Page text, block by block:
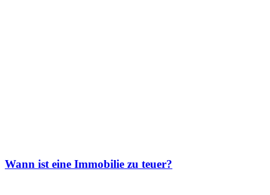
Wann ist eine Immobilie zu teuer?